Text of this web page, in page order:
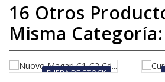
16 Otros
Misma Categoría:
FUERA DE STOCK